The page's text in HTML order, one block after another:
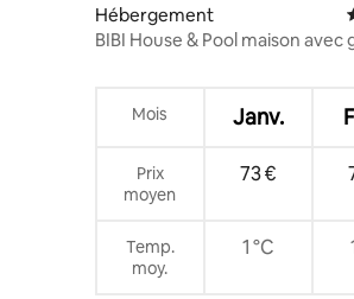
Hébergement
BIBI House & Pool maison avec
Mois Janv.
Prix
moyen
73 €
Temp.
moy.
1 °C